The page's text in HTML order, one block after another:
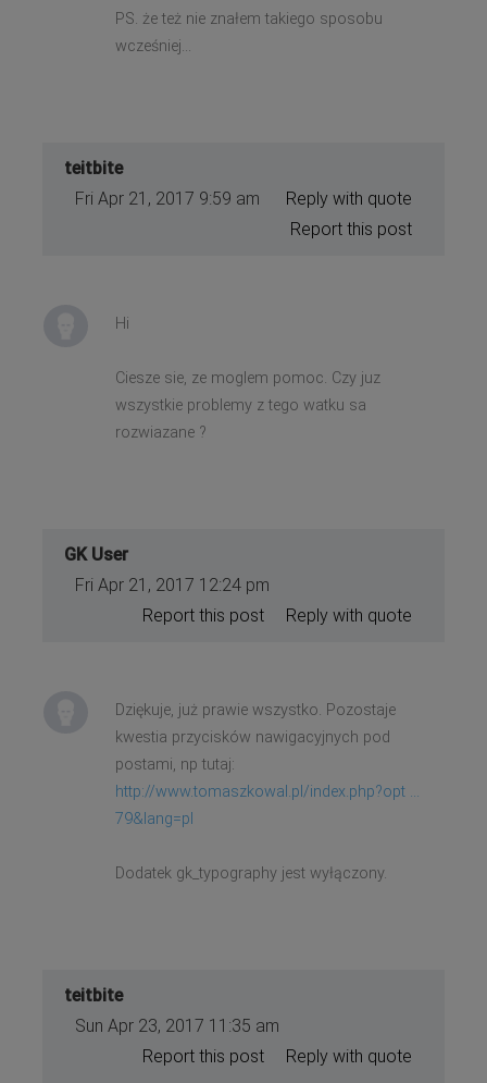
PS. że też nie znałem takiego sposobu
wcześniej...
teitbite
Fri Apr 21, 2017 9:59 am
Reply with quote
Report this post
Hi
Ciesze sie, ze moglem pomoc. Czy juz
wszystkie problemy z tego watku sa
rozwiazane ?
GK User
Fri Apr 21, 2017 12:24 pm
Reply with quote
Report this post
Dziękuje, już prawie wszystko. Pozostaje
kwestia przycisków nawigacyjnych pod
postami, np tutaj:
http://www.tomaszkowal.pl/index.php?opt ...
79&lang=pl
Dodatek gk_typography jest wyłączony.
teitbite
Sun Apr 23, 2017 11:35 am
Reply with quote
Report this post